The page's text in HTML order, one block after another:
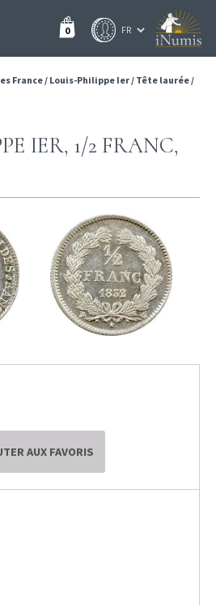
0
France/ Louis-Philippe Ier/ Tête laurée/
IER, 1/2 FRANC,
AUX FAVORIS